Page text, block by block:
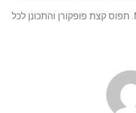
לדעת על ה- Nintendo Switch 2. תפוס קצת פופקורן והתכונן לכל